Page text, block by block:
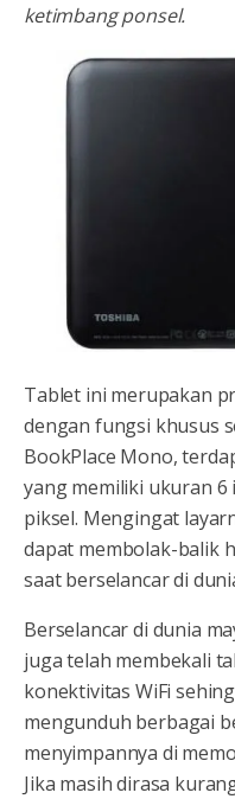
ketimbang ponsel.
Tablet ini merupakan
dengan fungsi khusus
BookPlace Mono,
yang memiliki ukuran 6
piksel. Mengingat
dapat membolak-balik
saat berselancar di
Berselancar di dunia
juga telah membekali
konektivitas WiFi
mengunduh berbagai
menyimpannya di
Jika masih dirasa